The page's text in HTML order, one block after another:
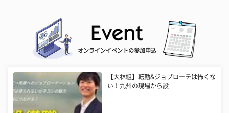
オンラインイベントの参加申込
【大林組】転勤&ジョブローテは怖くな
い！九州の現場から設